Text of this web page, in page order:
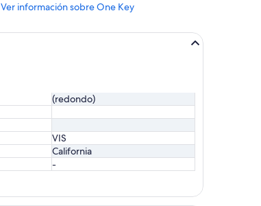
Ver información sobre One Key
(redondo)
VIS
California
-